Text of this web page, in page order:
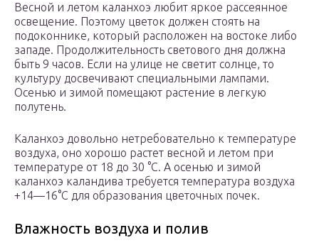
Весной и летом каланхоэ любит яркое рассеянное
освещение. Поэтому цветок должен стоять на
подоконнике, который расположен на востоке либо
западе. Продолжительность светового дня должна
быть 9 часов. Если на улице не светит солнце, то
культуру досвечивают специальными лампами.
Осенью и зимой помещают растение в легкую
полутень.
Каланхоэ довольно нетребовательно к температуре
воздуха, оно хорошо растет весной и летом при
температуре от 18 до 30 °C. А осенью и зимой
каланхоэ каландива требуется температура воздуха
+14—16°C для образования цветочных почек.
Влажность воздуха и полив